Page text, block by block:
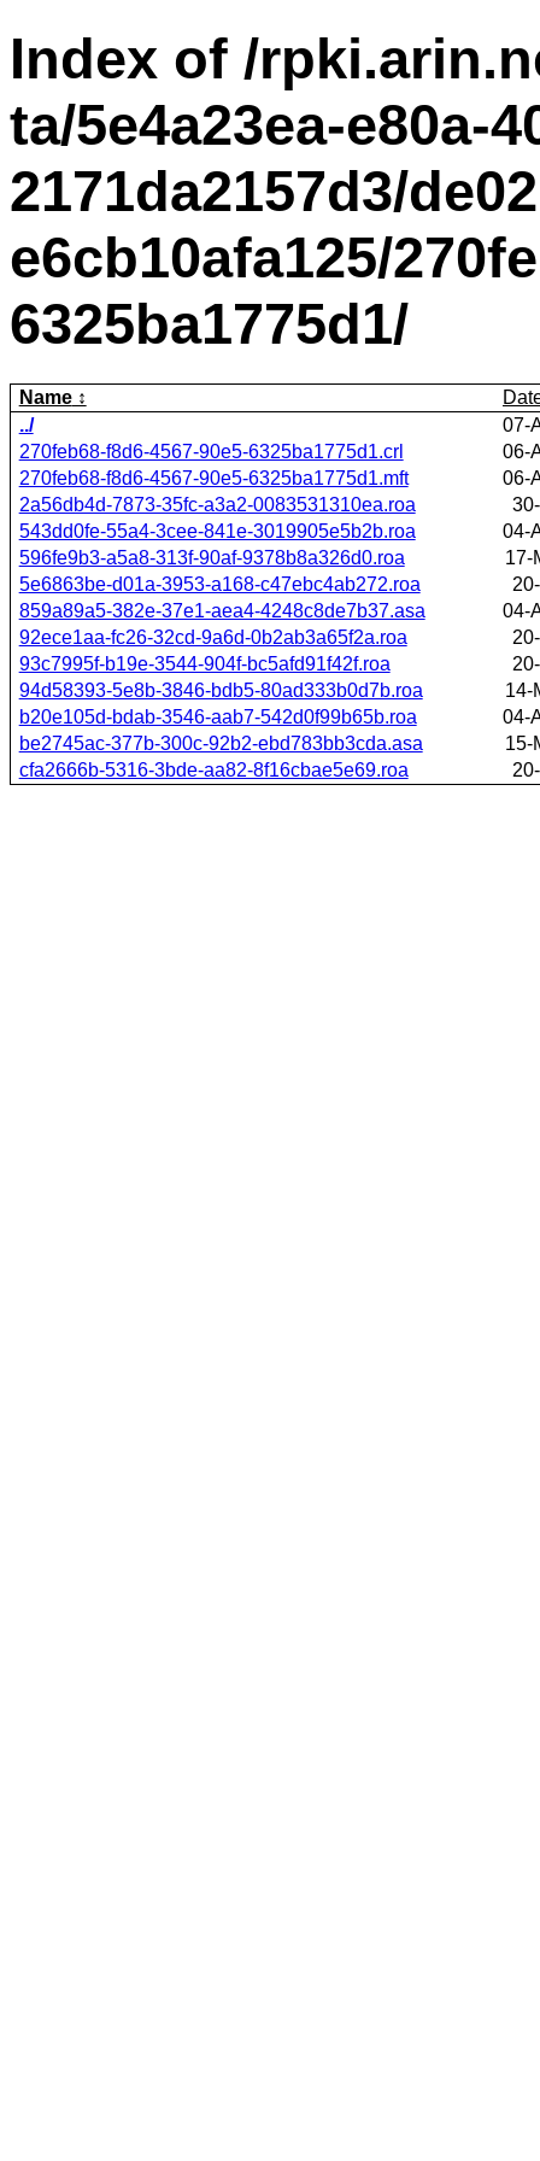
Index of /
ta/5e4a23ea-e80a-
2171da2157d3/
e6cb10afa125/
6325ba1775d1/
Name
../
07-
270feb68-f8d6-4567-90e5-6325ba1775d1.crl
06-
270feb68-f8d6-4567-90e5-6325ba1775d1.mft
06-
2a56db4d-7873-35fc-a3a2-0083531310ea.roa
543dd0fe-55a4-3cee-841e-3019905e5b2b.roa
04-
596fe9b3-a5a8-313f-90af-9378b8a326d0.roa
17-
5e6863be-d01a-3953-a168-c47ebc4ab272.roa
859a89a5-382e-37e1-aea4-4248c8de7b37.asa
04-
92ece1aa-fc26-32cd-9a6d-0b2ab3a65f2a.roa
93c7995f-b19e-3544-904f-bc5afd91f42f.roa
94d58393-5e8b-3846-bdb5-80ad333b0d7b.roa
14-
b20e105d-bdab-3546-aab7-542d0f99b65b.roa
04-
be2745ac-377b-300c-92b2-ebd783bb3cda.asa
15-
cfa2666b-5316-3bde-aa82-8f16cbae5e69.roa